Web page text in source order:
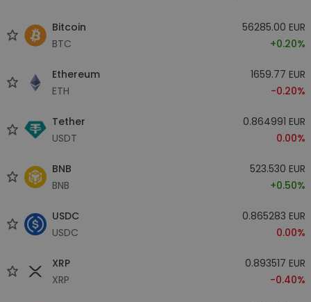
Bitcoin
BTC
56285.00 EUR
+0.20%
Ethereum
ETH
1659.77 EUR
-0.20%
Tether
USDT
0.864991 EUR
0.00%
BNB
BNB
523.530 EUR
+0.50%
USDC
USDC
0.865283 EUR
0.00%
XRP
XRP
0.893517 EUR
-0.40%